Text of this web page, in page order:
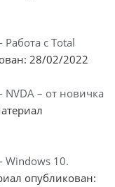
с Total
28/02/2022
– от новичка
10.
опубликован: